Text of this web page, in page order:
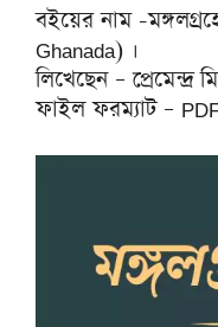
বইয়ের নাম -
Ghanada) ।
লিখেছেন – প্রেমেন্দ্র
ফাইল ফরম্যাট –